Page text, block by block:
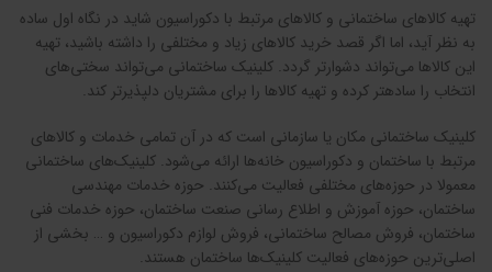
تهیه کالاهای ساختمانی و کالاهای مرتبط با دکوراسیون شاید در نگاه اول ساده
به نظر آید، اما اگر قصد خرید کالاهای زیاد و مختلفی را داشته باشید، تهیه
این کالاها می‌تواند دشوارتر گردد. کلینیک ساختمانی می‌تواند سختی‌های
انتخاب را ساده‎تر کرده و تهیه کالاها را برای مشتریان دلپذیرتر کند.
کلینیک ساختمانی مکان یا سازمانی است که در آن تمامی خدمات و کالاهای
مرتبط با ساختمان و دکوراسیون خانه‌ها ارائه می‌شود. کلینیک‌های ساختمانی
معمولا در حوزه‌های مختلفی فعالیت می‌کنند. حوزه خدمات مهندسی
ساختمان، حوزه آموزش و اطلاع رسانی صنعت ساختمان، حوزه خدمات فنی
ساختمان، فروش مصالح ساختمانی، فروش لوازم دکوراسیون و … بخشی از
اصلی‌ترین حوزه‌های فعالیت کلینیک‌ها ساختمان هستند.